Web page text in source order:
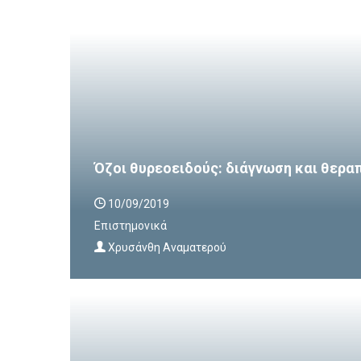
Όζοι θυρεοειδούς: διάγνωση και
10/09/2019
Επιστημονικά
Χρυσάνθη Αναματερού